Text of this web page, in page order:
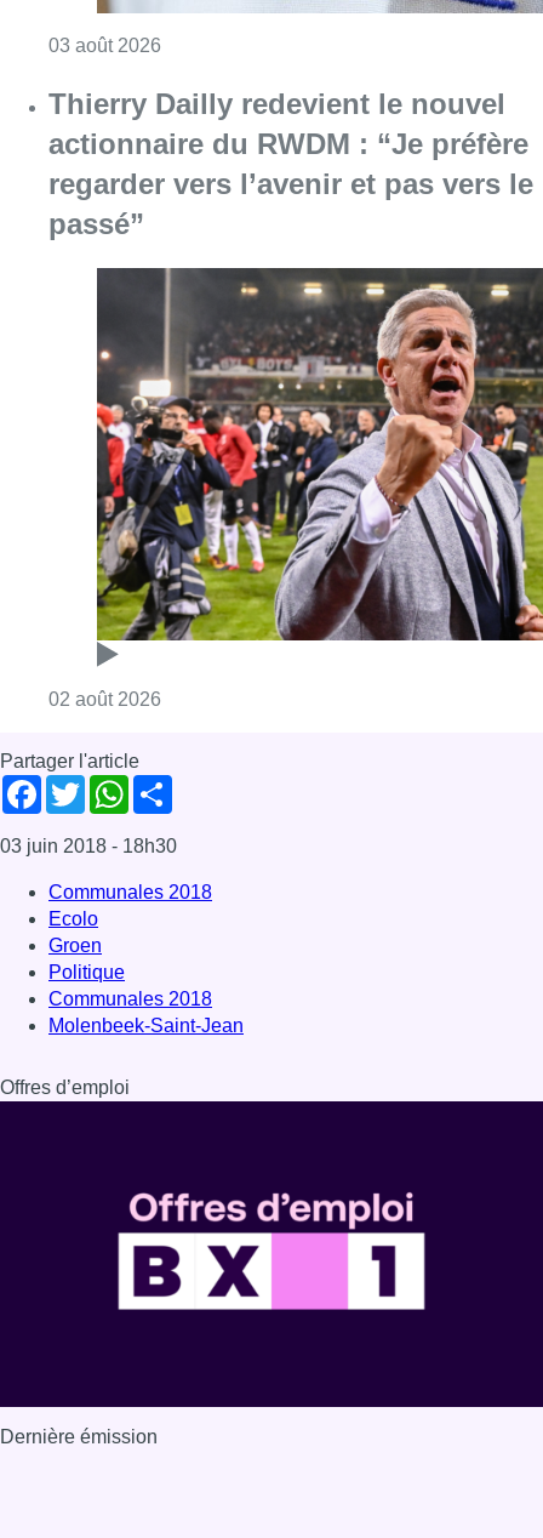
03 août 2026
Thierry Dailly redevient le nouvel
actionnaire du RWDM : “Je préfère
regarder vers l’avenir et pas vers le
passé”
02 août 2026
Partager l'article
Facebook
TwitterWhatsApp
03 juin 2018 - 18h30
Communales 2018
Ecolo
Groen
Politique
Communales 2018
Molenbeek-Saint-Jean
Offres d’emploi
Dernière émission